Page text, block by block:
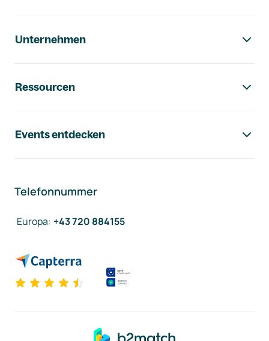
Unternehmen
Ressourcen
Events entdecken
Telefonnummer
Europa: +43 720 884155